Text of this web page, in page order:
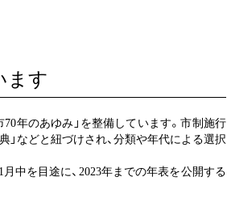
ます
年のあゆみ」を整備しています。市制施行
」などと紐づけされ、分類や年代による選択
中を目途に、2023年までの年表を公開する